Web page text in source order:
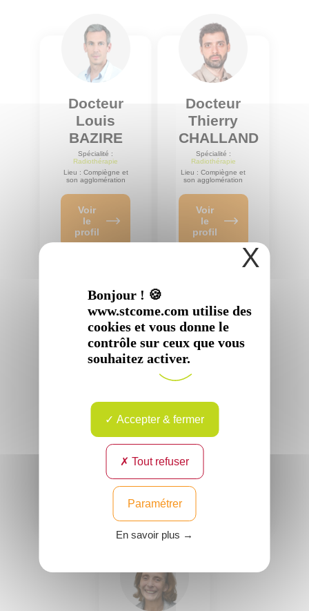
Docteur
Louis
BAZIRE
Spécialité :
Radiothérapie
Lieu : Compiègne et
son agglomération
Voir
le
profil
Docteur
Thierry
CHALLAND
Spécialité :
Radiothérapie
Lieu : Compiègne et
son agglomération
Voir
le
profil
Docteur
DUPIC
Spécialité :
Radiothérapie
Lieu : Compiègne et
son agglomération
Docteur
GAY
Spécialité :
Radiothérapie
Lieu : Compiègne et
son agglomération
Voir
X
Bonjour ! 🍪
www.stcome.com utilise des
cookies et vous donne le
contrôle sur ceux que vous
souhaitez activer.
Accepter & fermer
Tout refuser
Paramétrer
En savoir plus →